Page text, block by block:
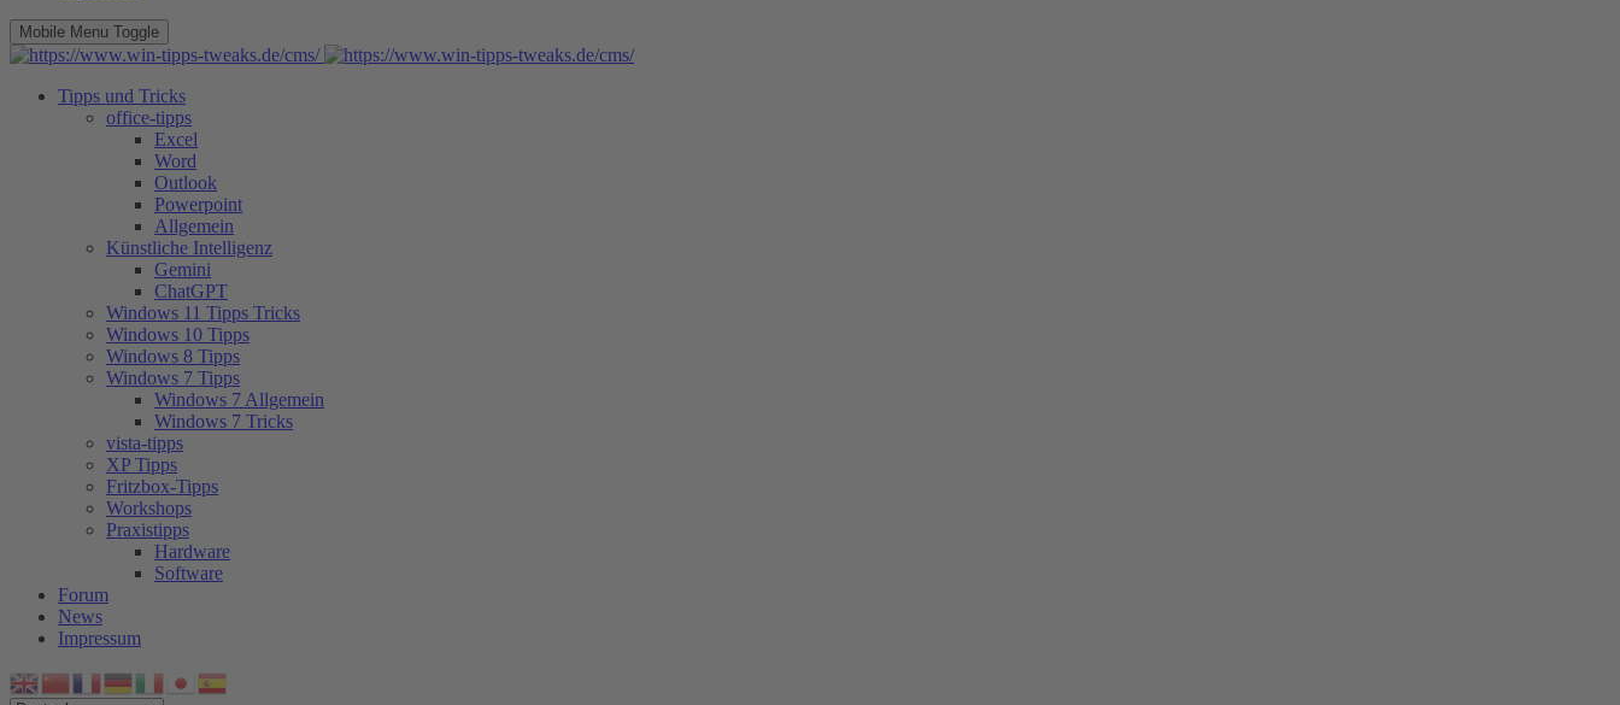
Mobile Menu Toggle
Tipps und Tricks
office-tipps
Excel
Word
Outlook
Powerpoint
Allgemein
Künstliche Intelligenz
Gemini
ChatGPT
Windows 11 Tipps Tricks
Windows 10 Tipps
Windows 8 Tipps
Windows 7 Tipps
Windows 7 Allgemein
Windows 7 Tricks
vista-tipps
XP Tipps
Fritzbox-Tipps
Workshops
Praxistipps
Hardware
Software
Forum
News
Impressum